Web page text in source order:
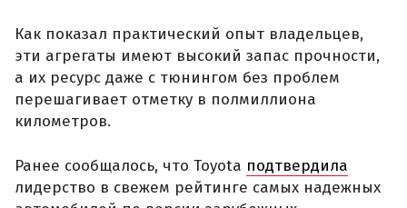
Как показал практический опыт владельцев,
эти агрегаты имеют высокий запас прочности,
а их ресурс даже с тюнингом без проблем
перешагивает отметку в полмиллиона
километров.
Ранее сообщалось, что Toyota подтвердила
лидерство в свежем рейтинге самых надежных